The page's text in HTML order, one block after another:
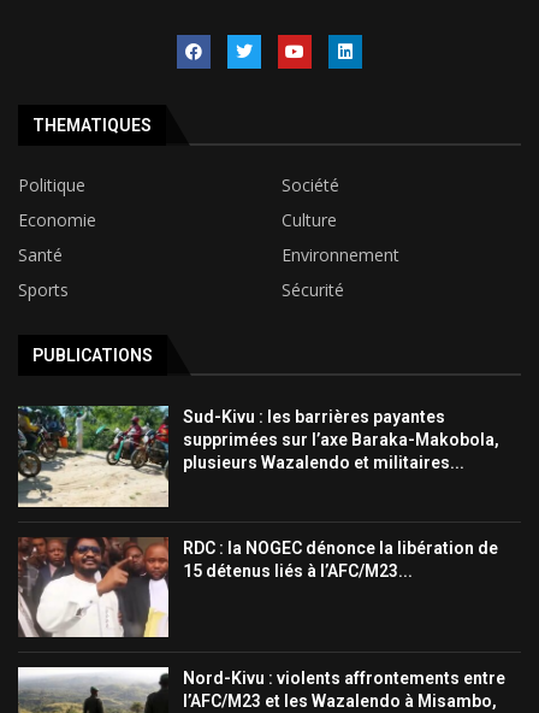
THEMATIQUES
Politique
Société
Economie
Culture
Santé
Environnement
Sports
Sécurité
PUBLICATIONS
Sud-Kivu : les barrières payantes
supprimées sur l’axe Baraka-Makobola,
plusieurs Wazalendo et militaires...
RDC : la NOGEC dénonce la libération de
15 détenus liés à l’AFC/M23...
Nord-Kivu : violents affrontements entre
l’AFC/M23 et les Wazalendo à Misambo,